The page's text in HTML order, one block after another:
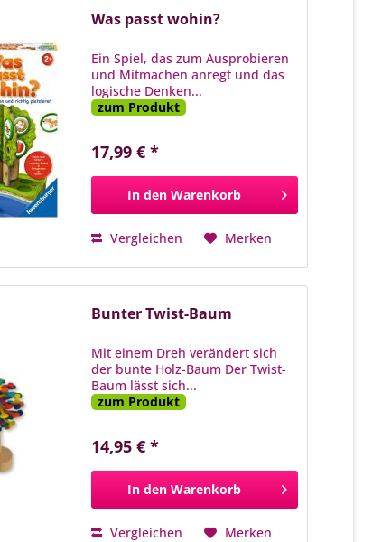
Was passt wohin?
Ein Spiel, das zum Ausprobieren
und Mitmachen anregt und das
logische Denken...
zum Produkt
17,99 € *
In den Warenkorb
Vergleichen Merken
Bunter Twist-Baum
Mit einem Dreh verändert sich
der bunte Holz-Baum Der Twist-
Baum lässt sich...
zum Produkt
14,95 € *
In den Warenkorb
Vergleichen Merken